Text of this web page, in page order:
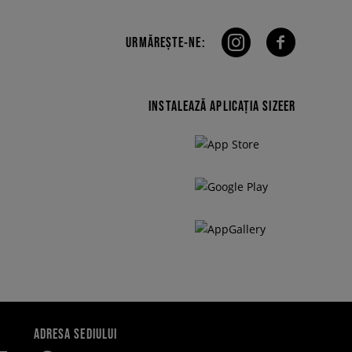
URMĂREȘTE-NE:
INSTALEAZĂ APLICAȚIA SIZEER
ADRESA SEDIULUI